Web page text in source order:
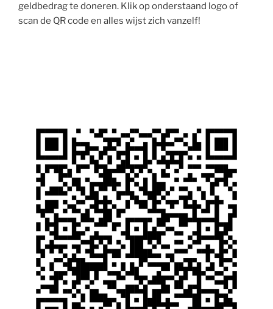
geldbedrag te doneren. Klik op onderstaand logo of
scan de QR code en alles wijst zich vanzelf!